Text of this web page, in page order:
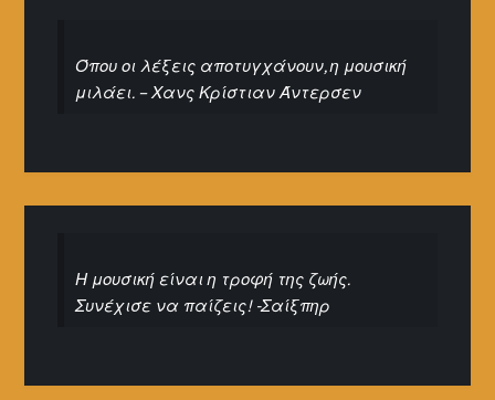
Όπου οι λέξεις αποτυγχάνουν, η μουσική
μιλάει. – Χανς Κρίστιαν Άντερσεν
Η μουσική είναι η τροφή της ζωής.
Συνέχισε να παίζεις! -Σαίξπηρ